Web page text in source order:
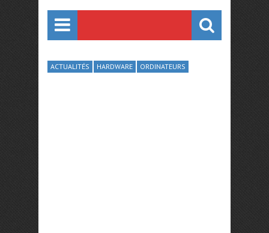
ACTUALITÉS HARDWARE ORDINATEURS